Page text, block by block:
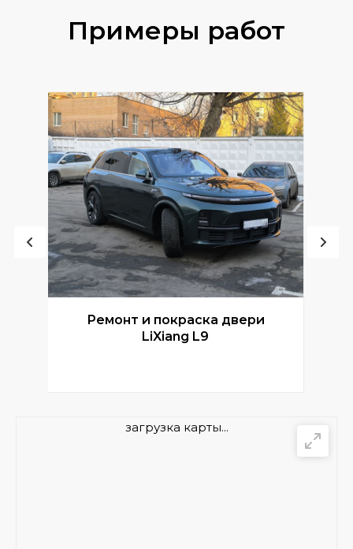
Примеры работ
Ремонт и покраска двери
LiXiang L9
загрузка карты...